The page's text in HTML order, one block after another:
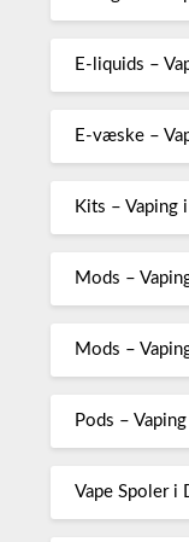
E-liquids –
E-væske –
Kits – Vaping
Mods –
Mods –
Pods –
Vape Spoler i